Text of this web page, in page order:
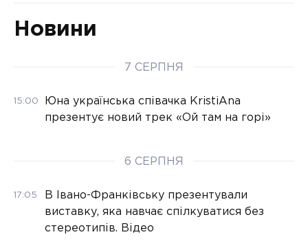
Новини
7 СЕРПНЯ
15:00
Юна українська співачка KristiAna
презентує новий трек «Ой там на горі»
6 СЕРПНЯ
17:05
В Івано-Франківську презентували
виставку, яка навчає спілкуватися без
стереотипів. Відео